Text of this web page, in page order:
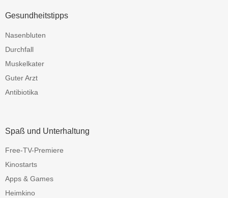
Gesundheitstipps
Nasenbluten
Durchfall
Muskelkater
Guter Arzt
Antibiotika
Spaß und Unterhaltung
Free-TV-Premiere
Kinostarts
Apps & Games
Heimkino